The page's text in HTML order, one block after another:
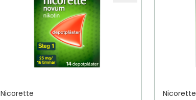
Nicorette
Nicorette